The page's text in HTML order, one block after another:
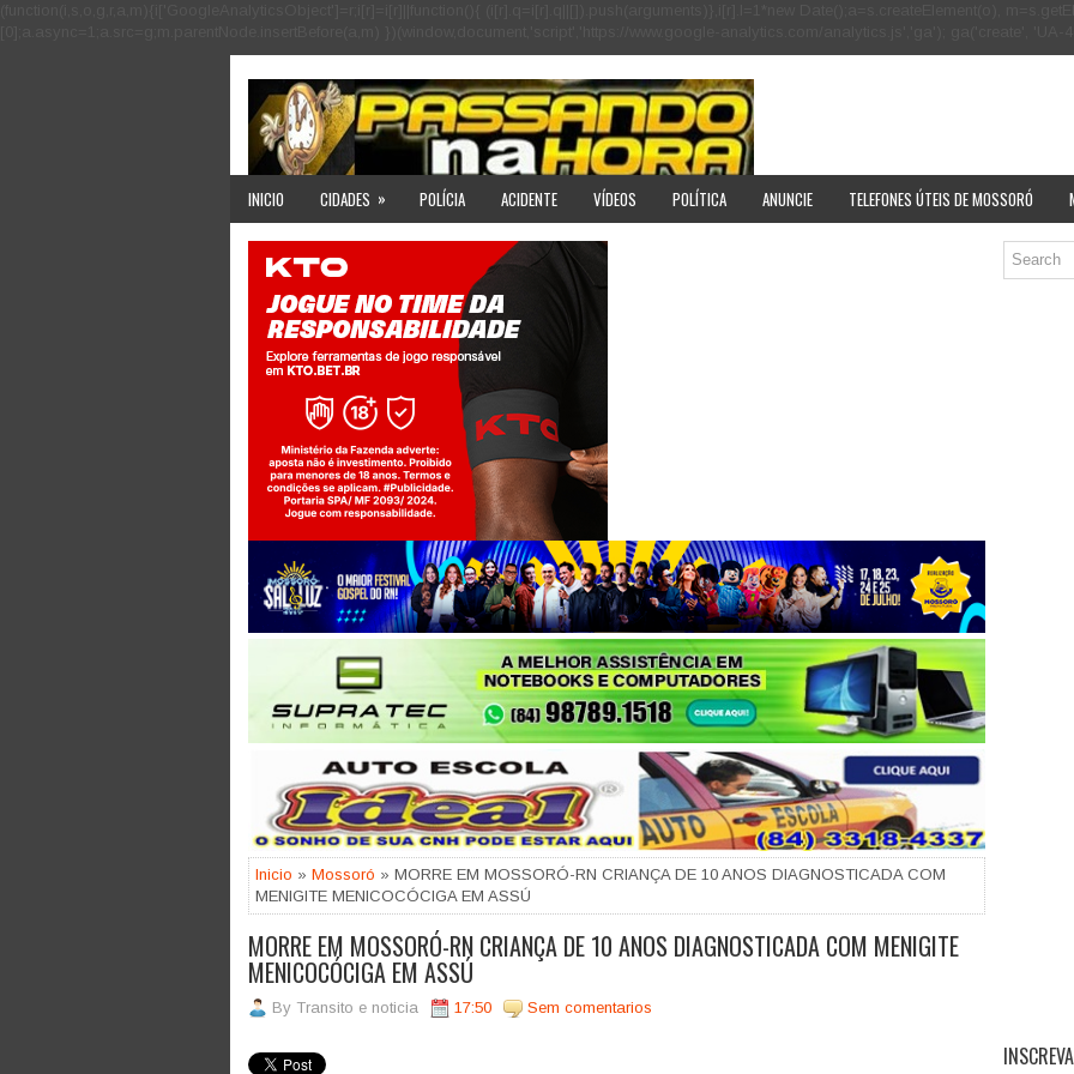
INICIO CIDADES » POLÍCIA ACIDENTE VÍDEOS POLÍTICA ANUNCIE TELEFONES ÚTEIS DE MOSSORÓ
Jogue com responsabilidade. 18+
Inicio » Mossoró » MORRE EM MOSSORÓ-RN CRIANÇA DE 10 ANOS DIAGNOSTICADA COM
MENIGITE MENICOCÓCIGA EM ASSÚ
MORRE EM MOSSORÓ-RN CRIANÇA DE 10 ANOS DIAGNOSTICADA COM MENIGITE
MENICOCÓCIGA EM ASSÚ
By Transito e noticia 17:50 Sem comentarios